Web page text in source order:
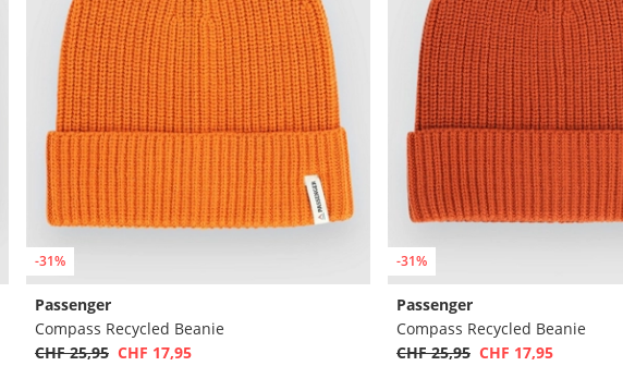
-31%
Passenger
Compass Recycled Beanie
CHF 25,95 CHF 17,95
-31%
Passenger
Compass Recycled Beanie
CHF 25,95 CHF 17,95